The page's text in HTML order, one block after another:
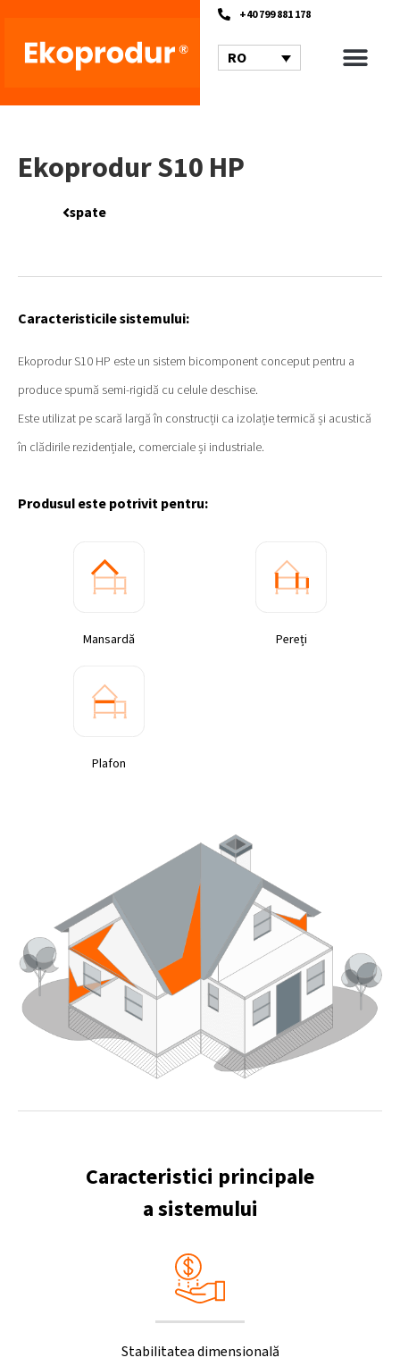
+40 799 881 178
RO
Ekoprodur S10 HP
spate
Caracteristicile sistemului:
Ekoprodur S10 HP este un sistem bicomponent conceput pentru a
produce spumă semi-rigidă cu celule deschise.
Este utilizat pe scară largă în construcții ca izolație termică și acustică
în clădirile rezidențiale, comerciale și industriale.
Produsul este potrivit pentru:
Mansardă Pereți
Plafon
Caracteristici principale
a sistemului
Stabilitatea dimensională